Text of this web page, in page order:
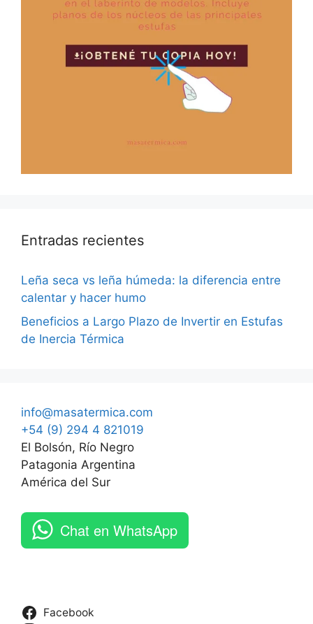
Entradas recientes
Leña seca vs leña húmeda: la diferencia entre
calentar y hacer humo
Beneficios a Largo Plazo de Invertir en Estufas
de Inercia Térmica
info@masatermica.com
+54 (9) 294 4 821019
El Bolsón, Río Negro
Patagonia Argentina
América del Sur
Chat en WhatsApp
Facebook